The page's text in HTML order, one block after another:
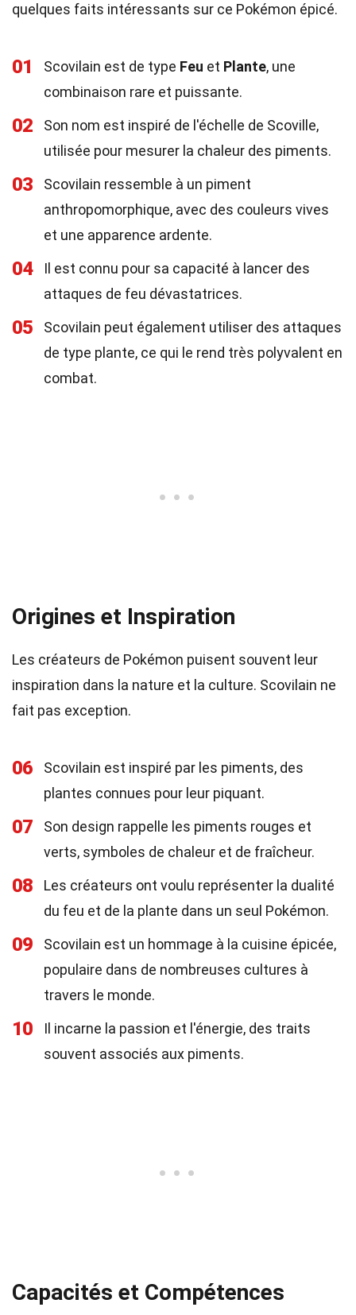
quelques faits intéressants sur ce Pokémon épicé.
01 Scovilain est de type Feu et Plante, une
combinaison rare et puissante.
02
Son nom est inspiré de l'échelle de Scoville,
utilisée pour mesurer la chaleur des piments.
03
Scovilain ressemble à un piment
anthropomorphique, avec des couleurs vives
et une apparence ardente.
04
Il est connu pour sa capacité à lancer des
attaques de feu dévastatrices.
05
Scovilain peut également utiliser des attaques
de type plante, ce qui le rend très polyvalent en
combat.
Origines et Inspiration
Les créateurs de Pokémon puisent souvent leur
inspiration dans la nature et la culture. Scovilain ne
fait pas exception.
06
Scovilain est inspiré par les piments, des
plantes connues pour leur piquant.
07
Son design rappelle les piments rouges et
verts, symboles de chaleur et de fraîcheur.
08
Les créateurs ont voulu représenter la dualité
du feu et de la plante dans un seul Pokémon.
09
Scovilain est un hommage à la cuisine épicée,
populaire dans de nombreuses cultures à
travers le monde.
10
Il incarne la passion et l'énergie, des traits
souvent associés aux piments.
Capacités et Compétences